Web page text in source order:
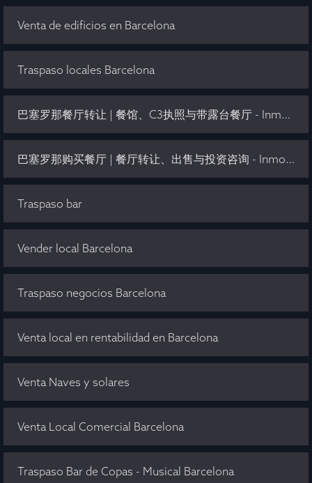
Venta de edificios en Barcelona
Traspaso locales Barcelona
巴塞罗那餐厅转让 | 餐馆、C3执照与带露台餐厅 - Inmo Olaya
巴塞罗那购买餐厅 | 餐厅转让、出售与投资咨询 - Inmo Olaya
Traspaso bar
Vender local Barcelona
Traspaso negocios Barcelona
Venta local en rentabilidad en Barcelona
Venta Naves y solares
Venta Local Comercial Barcelona
Traspaso Bar de Copas - Musical Barcelona